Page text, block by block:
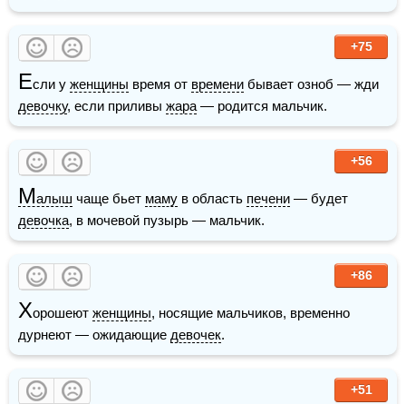
+75
Если у женщины время от времени
девочку, если приливы жара — родится мальчик.
+56
Малыш чаще бьет маму в область печени
девочка, в мочевой пузырь — мальчик.
+86
Хорошеют женщины, носящие мальчиков, временно
дурнеют — ожидающие девочек.
+51